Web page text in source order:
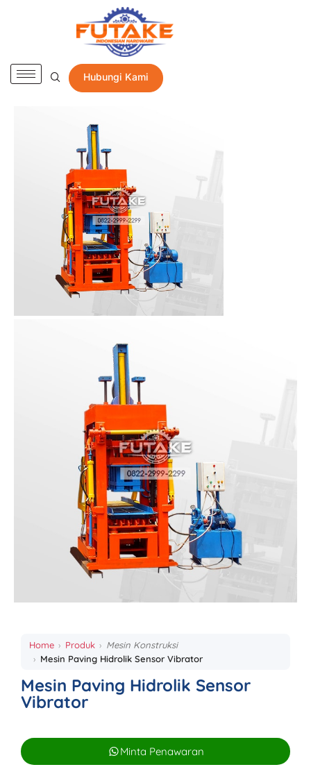
Hubungi Kami
Home Produk
Mesin Konstruksi
Mesin Paving Hidrolik Sensor Vibrator
Mesin Paving Hidrolik Sensor
Vibrator
Minta Penawaran